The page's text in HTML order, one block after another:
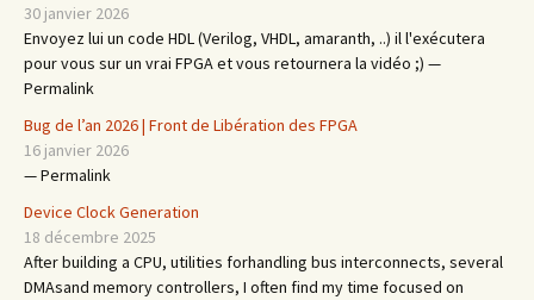
30 janvier 2026
Envoyez lui un code HDL (Verilog, VHDL, amaranth, ..) il l'exécutera
pour vous sur un vrai FPGA et vous retournera la vidéo ;) —
Permalink
Bug de l’an 2026 | Front de Libération des FPGA
16 janvier 2026
— Permalink
Device Clock Generation
18 décembre 2025
After building a CPU, utilities forhandling bus interconnects, several
DMAsand memory controllers, I often find my time focused on